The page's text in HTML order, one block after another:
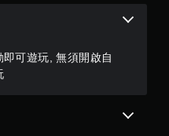
共
評
可遊玩, 無須開啟自